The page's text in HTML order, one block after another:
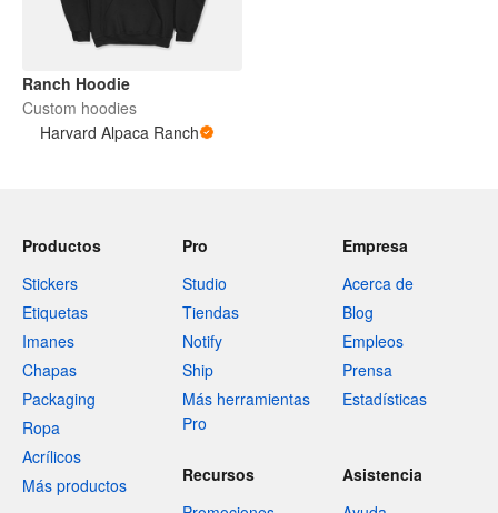
Ranch Hoodie
Custom hoodies
Harvard Alpaca Ranch
Productos
Stickers
Etiquetas
Imanes
Chapas
Packaging
Ropa
Acrílicos
Más productos
Pro
Studio
Tiendas
Notify
Ship
Más herramientas
Pro
Empresa
Acerca de
Blog
Empleos
Prensa
Estadísticas
Recursos
Asistencia